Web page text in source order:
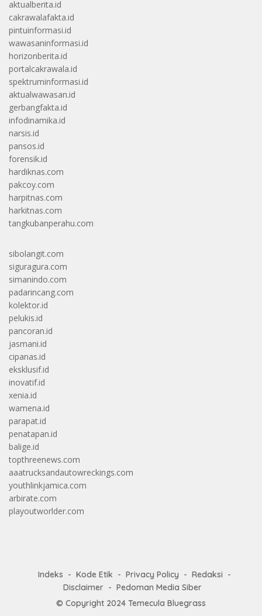
aktualberita.id
cakrawalafakta.id
pintuinformasi.id
wawasaninformasi.id
horizonberita.id
portalcakrawala.id
spektruminformasi.id
aktualwawasan.id
gerbangfakta.id
infodinamika.id
narsis.id
pansos.id
forensik.id
hardiknas.com
pakcoy.com
harpitnas.com
harkitnas.com
tangkubanperahu.com
sibolangit.com
siguragura.com
simanindo.com
padarincang.com
kolektor.id
pelukis.id
pancoran.id
jasmani.id
cipanas.id
eksklusif.id
inovatif.id
xenia.id
wamena.id
parapat.id
penatapan.id
balige.id
topthreenews.com
aaatrucksandautowreckings.com
youthlinkjamica.com
arbirate.com
playoutworlder.com
Indeks Kode Etik Privacy Policy
Redaksi
Disclaimer
Pedoman Media Siber
© Copyright 2024 Temecula Bluegrass